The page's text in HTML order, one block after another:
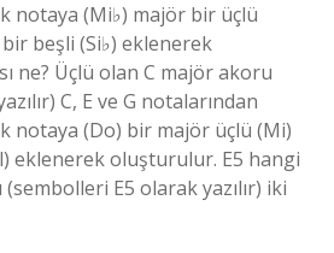
notaya (Mi♭) majör bir üçlü
beşli (Si♭) eklenerek
ne? Üçlü olan C majör akoru
C, E ve G notalarından
notaya (Do) bir majör üçlü (Mi)
eklenerek oluşturulur. E5 hangi
E5 olarak yazılır) iki